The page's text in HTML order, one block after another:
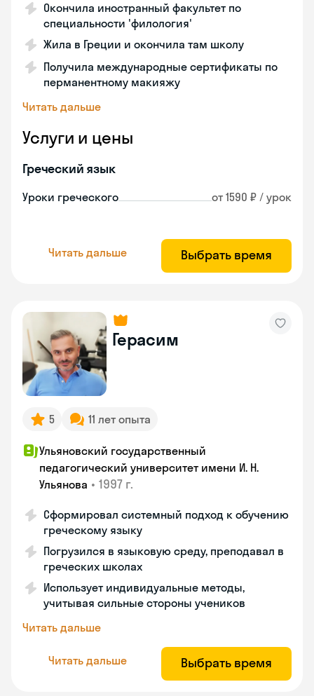
Окончила иностранный факультет по
специальности 'филология'
Жила в Греции и окончила там школу
Получила международные сертификаты по
перманентному макияжу
Читать дальше
Услуги и цены
Греческий язык
Уроки греческого от 1590 ₽ / урок
Читать дальше Выбрать время
Герасим
5 11 лет опыта
Ульяновский государственный
педагогический университет имени И. Н.
Ульянова • 1997 г.
Сформировал системный подход к обучению
греческому языку
Погрузился в языковую среду, преподавал в
греческих школах
Использует индивидуальные методы,
учитывая сильные стороны учеников
Читать дальше
Читать дальше Выбрать время